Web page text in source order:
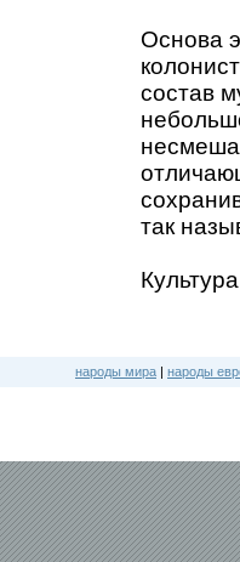
Основа
состав
так
народы мира | народы